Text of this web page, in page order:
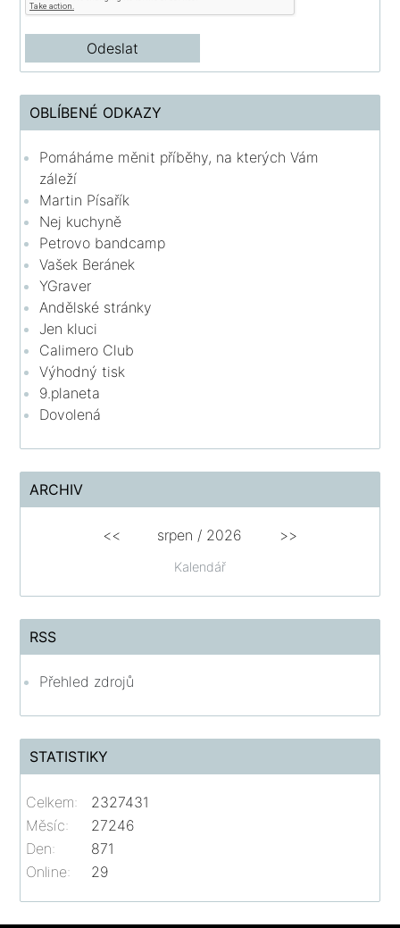
OBLÍBENÉ ODKAZY
Pomáháme měnit příběhy, na kterých Vám
záleží
Martin Písařík
Nej kuchyně
Petrovo bandcamp
Vašek Beránek
YGraver
Andělské stránky
Jen kluci
Calimero Club
Výhodný tisk
9.planeta
Dovolená
ARCHIV
Kalendář
<< srpen / 2026 >>
RSS
Přehled zdrojů
STATISTIKY
Online: 29
Celkem:
2327431
Měsíc:
27246
Den:
871